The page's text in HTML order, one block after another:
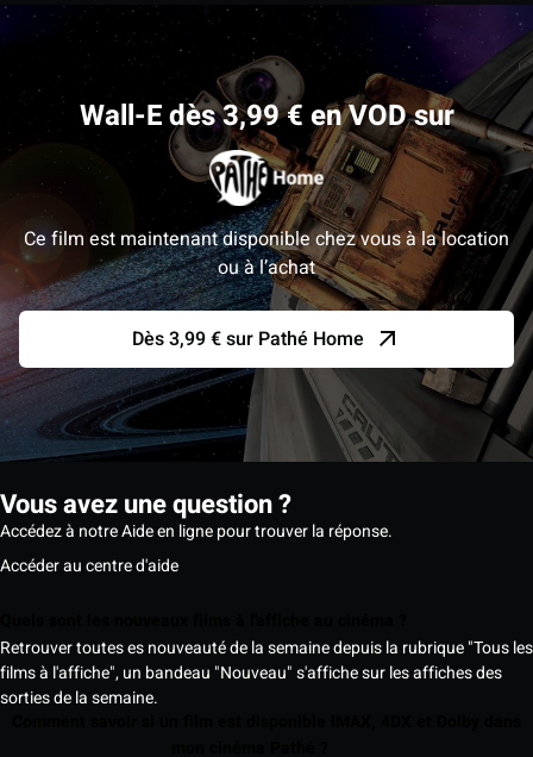
Wall-E dès 3,99 € en VOD sur
Ce film est maintenant disponible chez vous à la location
ou à l’achat
Dès 3,99 € sur Pathé Home
Vous avez une question ?
Accédez à notre Aide en ligne pour trouver la réponse.
Accéder au centre d'aide
Retrouver toutes es nouveauté de la semaine depuis la rubrique "Tous les
films à l'affiche", un bandeau "Nouveau" s'affiche sur les affiches des
sorties de la semaine.